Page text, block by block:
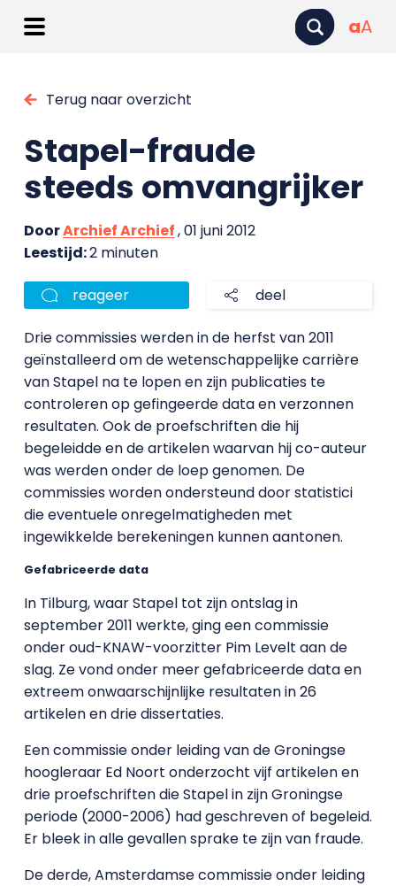
aA
Terug naar overzicht
Stapel-fraude
steeds omvangrijker
DoorArchief Archief, 01 juni 2012
Leestijd:2 minuten
reageer deel
Drie commissies werden in de herfst van 2011
geïnstalleerd om de wetenschappelijke carrière
van Stapel na te lopen en zijn publicaties te
controleren op gefingeerde data en verzonnen
resultaten. Ook de proefschriften die hij
begeleidde en de artikelen waarvan hij co-auteur
was werden onder de loep genomen. De
commissies worden ondersteund door statistici
die eventuele onregelmatigheden met
ingewikkelde berekeningen kunnen aantonen.
Gefabriceerde data
In Tilburg, waar Stapel tot zijn ontslag in
september 2011 werkte, ging een commissie
onder oud-KNAW-voorzitter Pim Levelt aan de
slag. Ze vond onder meer gefabriceerde data en
extreem onwaarschijnlijke resultaten in 26
artikelen en drie dissertaties.
Een commissie onder leiding van de Groningse
hoogleraar Ed Noort onderzocht vijf artikelen en
drie proefschriften die Stapel in zijn Groningse
periode (2000-2006) had geschreven of begeleid.
Er bleek in alle gevallen sprake te zijn van fraude.
De derde, Amsterdamse commissie onder leiding